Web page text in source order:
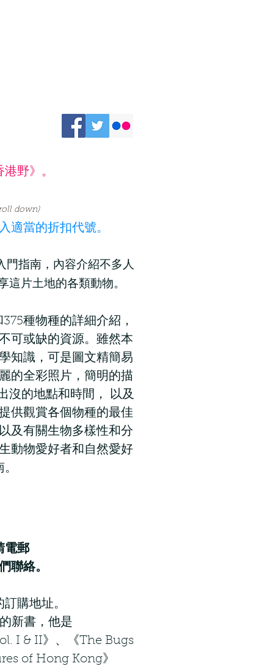
野》。
down)
適當的折扣代號。
指南，內容介紹不多人
這片土地的各類動物。
種物種的詳細介紹，
可或缺的資源。雖然本
知識，可是圖文精簡易
的全彩照片，簡明的描
沒的地點和時間， 以及
供觀賞各個物種的最佳
及有關生物多樣性和分
動物愛好者和自然愛好
電郵
聯絡。
購地址。
新書，他是
I & II》、《The Bugs
of Hong Kong》